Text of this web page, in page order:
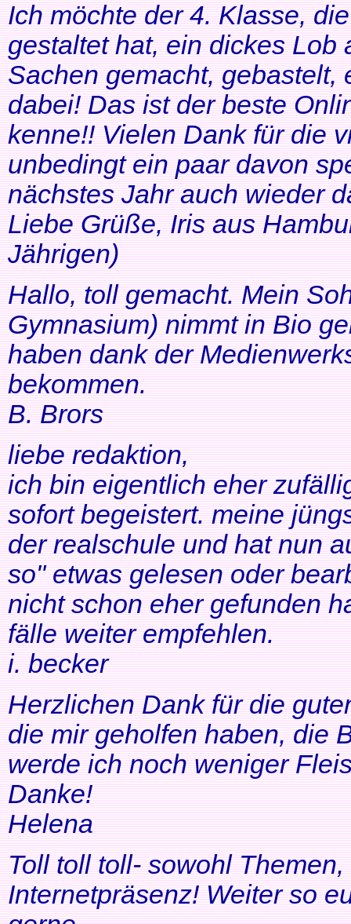
Ich möchte der 4. Klasse,
gestaltet hat, ein dickes Lob
Sachen gemacht, gebastelt,
dabei! Das ist der beste
kenne!! Vielen Dank für die
unbedingt ein paar davon
nächstes Jahr auch wieder
Liebe Grüße, Iris aus
Jährigen)
Hallo, toll gemacht. Mein
Gymnasium) nimmt in Bio
haben dank der
bekommen.
B. Brors
liebe redaktion,
ich bin eigentlich eher
sofort begeistert. meine
der realschule und hat nun
so" etwas gelesen oder
nicht schon eher gefunden
fälle weiter empfehlen.
i. becker
Herzlichen Dank für die
die mir geholfen haben, die
werde ich noch weniger
Danke!
Helena
Toll toll toll- sowohl
Internetpräsenz! Weiter so